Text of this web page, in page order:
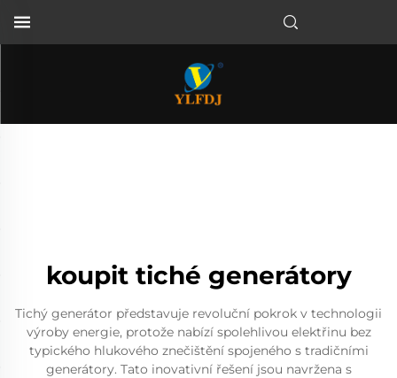
koupit tiché generátory
Tichý generátor představuje revoluční pokrok v technologii
výroby energie, protože nabízí spolehlivou elektřinu bez
typického hlukového znečištění spojeného s tradičními
generátory. Tato inovativní řešení jsou navržena s